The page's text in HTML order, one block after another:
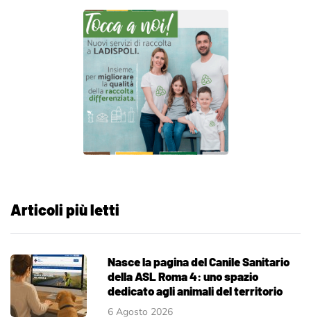
Articoli più letti
Nasce la pagina del Canile Sanitario
della ASL Roma 4: uno spazio
dedicato agli animali del territorio
6 Agosto 2026